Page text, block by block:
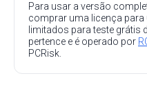
Para usar a versão
comprar uma licença para
limitados para teste grátis
pertence e é operado por
PCRisk.